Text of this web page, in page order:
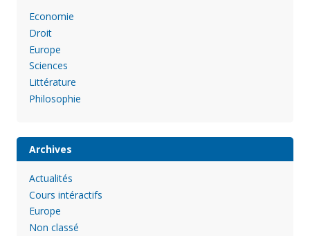
Economie
Droit
Europe
Sciences
Littérature
Philosophie
Archives
Actualités
Cours intéractifs
Europe
Non classé